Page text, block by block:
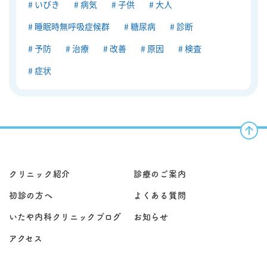
いびき 病気 子供 大人
睡眠時無呼吸症候群 糖尿病 診断
予防 治療 改善 原因 検査
症状
クリニック紹介 診療のご案内
初診の方へ よくある質問
いたや内科クリニックブログ お知らせ
アクセス